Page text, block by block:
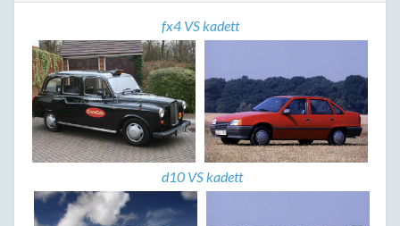
fx4 VS kadett
d10 VS kadett